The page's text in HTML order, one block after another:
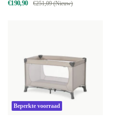
€190,90 €251,09 (Nieuw)
Beperkte voorraad